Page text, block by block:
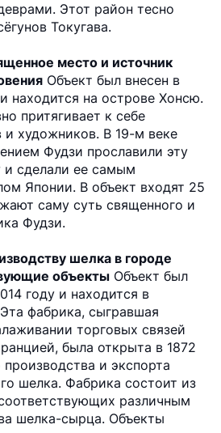
Этот район тесно
Токугава.
место и источник
Объект был внесен в
находится на острове Хонсю.
притягивает к себе
и художников. В 19-м веке
Фудзи прославили эту
и сделали ее самым
Японии. В объект входят 25
саму суть священного и
Фудзи.
шелка в городе
объекты Объект был
году и находится в
фабрика, сыгравшая
торговых связей
была открыта в 1872
и экспорта
шелка. Фабрика состоит из
различным
шелка-сырца. Объекты